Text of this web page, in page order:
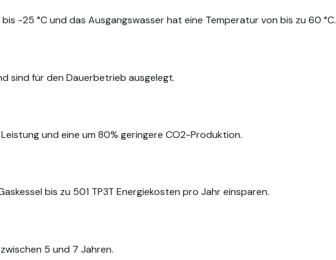
-25 °C und das Ausgangswasser hat eine Temperatur von bis zu 60 °C.
sind für den Dauerbetrieb ausgelegt.
und eine um 80% geringere CO2-Produktion.
bis zu 501 TP3T Energiekosten pro Jahr einsparen.
5 und 7 Jahren.